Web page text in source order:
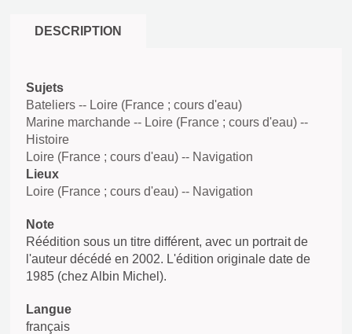
DESCRIPTION
Sujets
Bateliers -- Loire (France ; cours d'eau)
Marine marchande -- Loire (France ; cours d'eau) --
Histoire
Loire (France ; cours d'eau) -- Navigation
Lieux
Loire (France ; cours d'eau) -- Navigation
Note
Réédition sous un titre différent, avec un portrait de
l'auteur décédé en 2002. L'édition originale date de
1985 (chez Albin Michel).
Langue
français